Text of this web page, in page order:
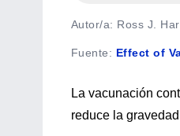
Autor/a: Ross J.
Fuente: Effect of
La vacunación
reduce la